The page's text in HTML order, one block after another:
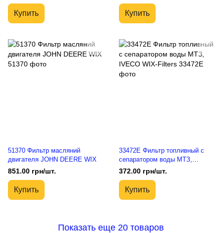
Купить Купить
51370 Фильтр масляний
двигателя JOHN DEERE WIX
851.00 грн/шт.
Купить
33472E Фильтр топливный c
сепаратором воды МТЗ,
IVECO WIX-Filters
372.00 грн/шт.
Купить
Показать еще 20 товаров